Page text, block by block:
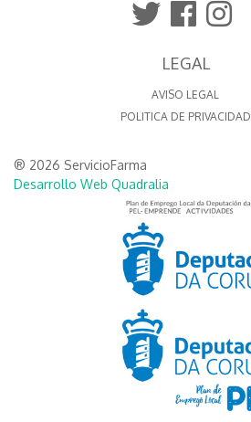
LEGAL
AVISO LEGAL
POLITICA DE PRIVACIDAD
® 2026 ServicioFarma
Desarrollo Web Quadralia